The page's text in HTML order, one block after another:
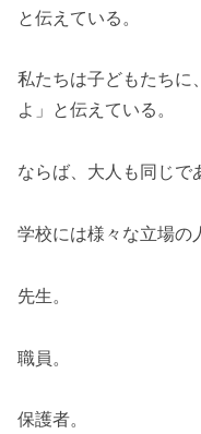
と伝えている。
私たちは子どもたちに
よ」と伝えている。
ならば、大人も同じで
学校には様々な立場の
先生。
職員。
保護者。